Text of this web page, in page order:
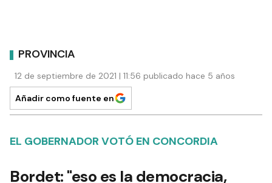
PROVINCIA
12 de septiembre de 2021 | 11:56 publicado hace 5 años
Añadir como fuente en
EL GOBERNADOR VOTÓ EN CONCORDIA
Bordet: "eso es la democracia,